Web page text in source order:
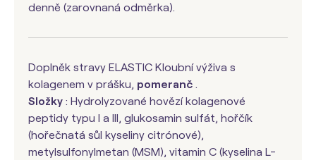
denně (zarovnaná odměrka).
Doplněk stravy ELASTIC Kloubní výživa s
kolagenem v prášku, pomeranč .
Složky : Hydrolyzované hovězí kolagenové
peptidy typu I a III, glukosamin sulfát, hořčík
(hořečnatá sůl kyseliny citrónové),
metylsulfonylmetan (MSM), vitamin C (kyselina L-